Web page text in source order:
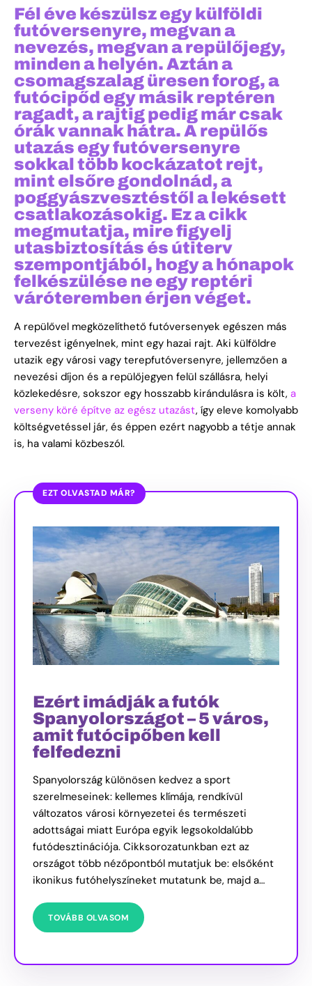
Fél éve készülsz egy külföldi
futóversenyre, megvan a
nevezés, megvan a repülőjegy,
minden a helyén. Aztán a
csomagszalag üresen forog, a
futócipőd egy másik reptéren
ragadt, a rajtig pedig már csak
órák vannak hátra. A repülős
utazás egy futóversenyre
sokkal több kockázatot rejt,
mint elsőre gondolnád, a
poggyászvesztéstől a lekésett
csatlakozásokig. Ez a cikk
megmutatja, mire figyelj
utasbiztosítás és útiterv
szempontjából, hogy a hónapok
felkészülése ne egy reptéri
váróteremben érjen véget.
A repülővel megközelíthető futóversenyek egészen más
tervezést igényelnek, mint egy hazai rajt. Aki külföldre
utazik egy városi vagy terepfutóversenyre, jellemzően a
nevezési díjon és a repülőjegyen felül szállásra, helyi
közlekedésre, sokszor egy hosszabb kirándulásra is költ, a
verseny köré építve az egész utazást, így eleve komolyabb
költségvetéssel jár, és éppen ezért nagyobb a tétje annak
is, ha valami közbeszól.
EZT OLVASTAD MÁR?
Ezért imádják a futók
Spanyolországot – 5 város,
amit futócipőben kell
felfedezni
Spanyolország különösen kedvez a sport
szerelmeseinek: kellemes klímája, rendkívül
változatos városi környezetei és természeti
adottságai miatt Európa egyik legsokoldalúbb
futódesztinációja. Cikksorozatunkban ezt az
országot több nézőpontból mutatjuk be: elsőként
ikonikus futóhelyszíneket mutatunk be, majd a…
TOVÁBB OLVASOM